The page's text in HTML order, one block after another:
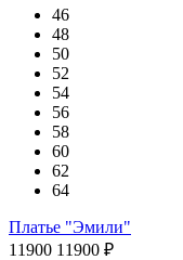
46
48
50
52
54
56
58
60
62
64
Платье "Эмили"
11900 11900 ₽